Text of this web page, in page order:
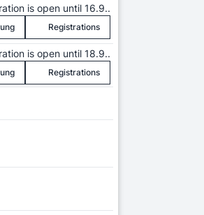
is open until 16.9..
Registrations
is open until 18.9..
Registrations